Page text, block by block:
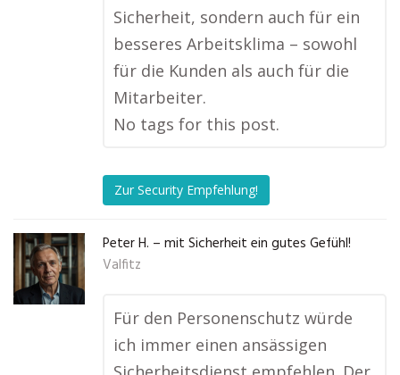
Sicherheit, sondern auch für ein
besseres Arbeitsklima – sowohl
für die Kunden als auch für die
Mitarbeiter.
No tags for this post.
Zur Security Empfehlung!
Peter H. – mit Sicherheit ein gutes Gefühl!
Valfitz
Für den Personenschutz würde
ich immer einen ansässigen